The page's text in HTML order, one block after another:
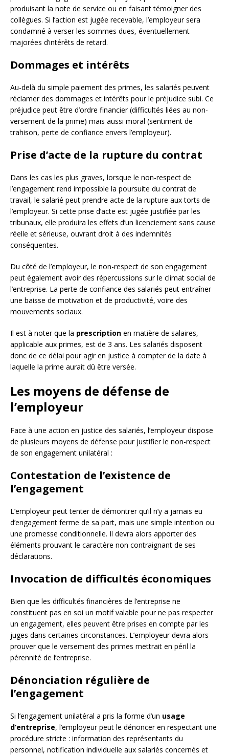
produisant la note de service ou en faisant témoigner des
collègues. Si l’action est jugée recevable, l’employeur sera
condamné à verser les sommes dues, éventuellement
majorées d’intérêts de retard.
Dommages et intérêts
Au-delà du simple paiement des primes, les salariés peuvent
réclamer des dommages et intérêts pour le préjudice subi. Ce
préjudice peut être d’ordre financier (difficultés liées au non-
versement de la prime) mais aussi moral (sentiment de
trahison, perte de confiance envers l’employeur).
Prise d’acte de la rupture du contrat
Dans les cas les plus graves, lorsque le non-respect de
l’engagement rend impossible la poursuite du contrat de
travail, le salarié peut prendre acte de la rupture aux torts de
l’employeur. Si cette prise d’acte est jugée justifiée par les
tribunaux, elle produira les effets d’un licenciement sans cause
réelle et sérieuse, ouvrant droit à des indemnités
conséquentes.
Du côté de l’employeur, le non-respect de son engagement
peut également avoir des répercussions sur le climat social de
l’entreprise. La perte de confiance des salariés peut entraîner
une baisse de motivation et de productivité, voire des
mouvements sociaux.
Il est à noter que la prescription en matière de salaires,
applicable aux primes, est de 3 ans. Les salariés disposent
donc de ce délai pour agir en justice à compter de la date à
laquelle la prime aurait dû être versée.
Les moyens de défense de
l’employeur
Face à une action en justice des salariés, l’employeur dispose
de plusieurs moyens de défense pour justifier le non-respect
de son engagement unilatéral :
Contestation de l’existence de
l’engagement
L’employeur peut tenter de démontrer qu’il n’y a jamais eu
d’engagement ferme de sa part, mais une simple intention ou
une promesse conditionnelle. Il devra alors apporter des
éléments prouvant le caractère non contraignant de ses
déclarations.
Invocation de difficultés économiques
Bien que les difficultés financières de l’entreprise ne
constituent pas en soi un motif valable pour ne pas respecter
un engagement, elles peuvent être prises en compte par les
juges dans certaines circonstances. L’employeur devra alors
prouver que le versement des primes mettrait en péril la
pérennité de l’entreprise.
Dénonciation régulière de
l’engagement
Si l’engagement unilatéral a pris la forme d’un usage
d’entreprise, l’employeur peut le dénoncer en respectant une
procédure stricte : information des représentants du
personnel, notification individuelle aux salariés concernés et